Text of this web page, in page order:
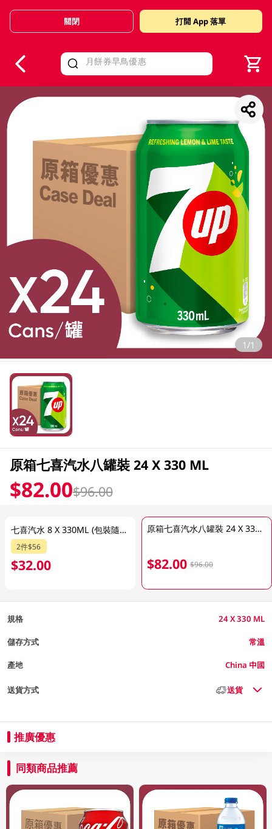
Valid Until 30 June 2026
關閉 打開 App 落單
1/1
原箱七喜汽水八罐裝 24 X 330 ML
$82.00$96.00
七喜汽水 8 X 330ML (包裝隨機發送)
2件$56
$32.00
原箱七喜汽水八罐裝 24 X 330 ML
$82.00 $96.00
規格 24 X 330 ML
儲存方式 常溫
產地 China 中國
送貨方式 送貨
推廣優惠
同類商品推薦